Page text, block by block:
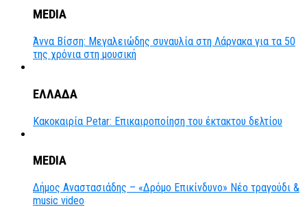
MEDIA
Άννα Βίσση: Μεγαλειώδης συναυλία στη Λάρνακα για τα 50
της χρόνια στη μουσική
ΕΛΛΑΔΑ
Κακοκαιρία Petar: Επικαιροποίηση του έκτακτου δελτίου
MEDIA
Δήμος Αναστασιάδης – «Δρόμο Επικίνδυνο» Νέο τραγούδι &
music video